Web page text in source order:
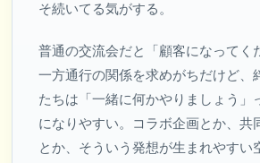
そ続いてる気がする。
普通の交流会だと「顧客になってく
一方通行の関係を求めがちだけど、
たちは「一緒に何かやりましょう」
になりやすい。コラボ企画とか、共
とか、そういう発想が生まれやすい